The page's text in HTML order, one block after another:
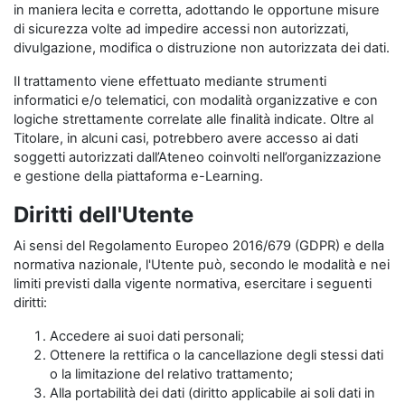
in maniera lecita e corretta, adottando le opportune misure
di sicurezza volte ad impedire accessi non autorizzati,
divulgazione, modifica o distruzione non autorizzata dei dati.
Il trattamento viene effettuato mediante strumenti
informatici e/o telematici, con modalità organizzative e con
logiche strettamente correlate alle finalità indicate. Oltre al
Titolare, in alcuni casi, potrebbero avere accesso ai dati
soggetti autorizzati dall’Ateneo coinvolti nell’organizzazione
e gestione della piattaforma e-Learning.
Diritti dell'Utente
Ai sensi del Regolamento Europeo 2016/679 (GDPR) e della
normativa nazionale, l'Utente può, secondo le modalità e nei
limiti previsti dalla vigente normativa, esercitare i seguenti
diritti:
Accedere ai suoi dati personali;
Ottenere la rettifica o la cancellazione degli stessi dati
o la limitazione del relativo trattamento;
Alla portabilità dei dati (diritto applicabile ai soli dati in